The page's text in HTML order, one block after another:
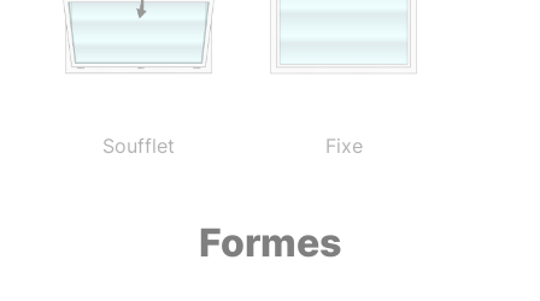
Soufflet Fixe
Formes